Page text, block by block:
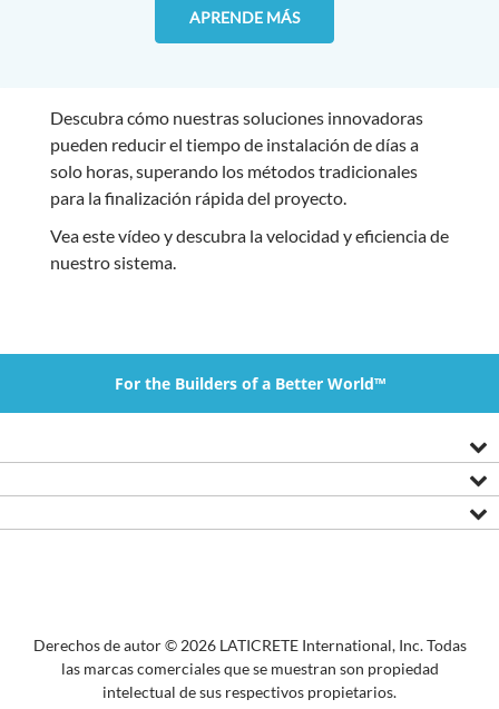
APRENDE MÁS
Descubra cómo nuestras soluciones innovadoras
pueden reducir el tiempo de instalación de días a
solo horas, superando los métodos tradicionales
para la finalización rápida del proyecto.
Vea este vídeo y descubra la velocidad y eficiencia de
nuestro sistema.
For the Builders of a Better World™
Derechos de autor © 2026 LATICRETE International, Inc. Todas
las marcas comerciales que se muestran son propiedad
intelectual de sus respectivos propietarios.